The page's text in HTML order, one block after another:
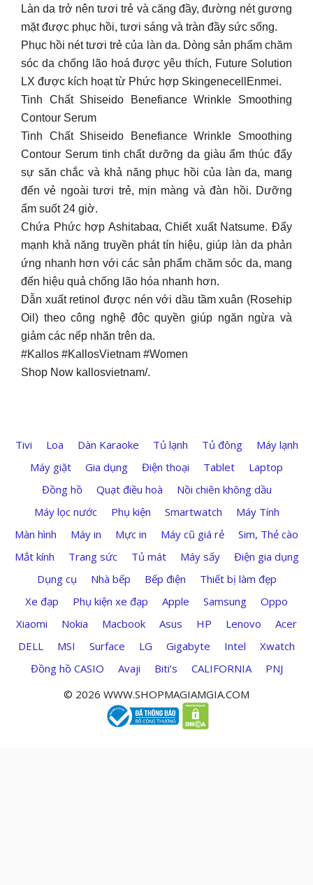
Làn da trở nên tươi trẻ và căng đầy, đường nét gương
mặt được phục hồi, tươi sáng và tràn đầy sức sống.
Phục hồi nét tươi trẻ của làn da. Dòng sản phẩm chăm
sóc da chống lão hoá được yêu thích, Future Solution
LX được kích hoạt từ Phức hợp SkingenecellEnmei.
Tinh Chất Shiseido Benefiance Wrinkle Smoothing
Contour Serum
Tinh Chất Shiseido Benefiance Wrinkle Smoothing
Contour Serum tinh chất dưỡng da giàu ẩm thúc đẩy
sự săn chắc và khả năng phục hồi của làn da, mang
đến vẻ ngoài tươi trẻ, mịn màng và đàn hồi. Dưỡng
ẩm suốt 24 giờ.
Chứa Phức hợp Ashitabaα, Chiết xuất Natsume. Đẩy
mạnh khả năng truyền phát tín hiệu, giúp làn da phản
ứng nhanh hơn với các sản phẩm chăm sóc da, mang
đến hiệu quả chống lão hóa nhanh hơn.
Dẫn xuất retinol được nén với dầu tầm xuân (Rosehip
Oil) theo công nghệ độc quyền giúp ngăn ngừa và
giảm các nếp nhăn trên da.
#Kallos #KallosVietnam #Women
Shop Now kallosvietnam/.
Tivi Loa Dàn Karaoke Tủ lạnh Tủ đông
Máy lạnh
Máy giặt
Gia dụng Điện thoại Tablet
Laptop
Đồng hồ
Quạt điều hoà
Nồi chiên không dầu
Máy lọc nước
Phụ kiện Smartwatch
Máy Tính
Màn hình
Máy in Mực in Máy cũ giá rẻ
Sim, Thẻ cào
Mắt kính
Trang sức Tủ mát Máy sấy
Điện gia dụng
Dụng cụ
Nhà bếp Bếp điện
Thiết bị làm đẹp
Xe đạp
Phụ kiện xe đạp Apple Samsung
Oppo
Xiaomi
Nokia Macbook Asus HP Lenovo
Acer
DELL
MSI Surface LG Gigabyte Intel
Xwatch
Đồng hồ CASIO
Avaji Biti’s CALIFORNIA
PNJ
© 2026 WWW.SHOPMAGIAMGIA.COM